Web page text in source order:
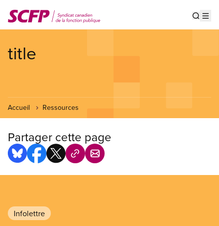
au
contenu
title
Accueil Ressources
Partager cette page
Infolettre